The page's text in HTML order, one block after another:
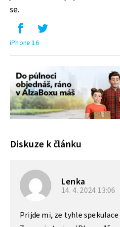
se.
iPhone 16
Diskuze k článku
Lenka
14. 4. 202413:06
Prijde mi, ze tyhle